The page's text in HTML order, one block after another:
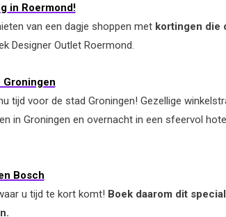
in Roermond!
van een dagje shoppen met kortingen die
Designer Outlet Roermond.
tijd voor de stad Groningen! Gezellige
in Groningen en overnacht in een sfeervol
Bosch
u tijd te kort komt! Boek daarom dit